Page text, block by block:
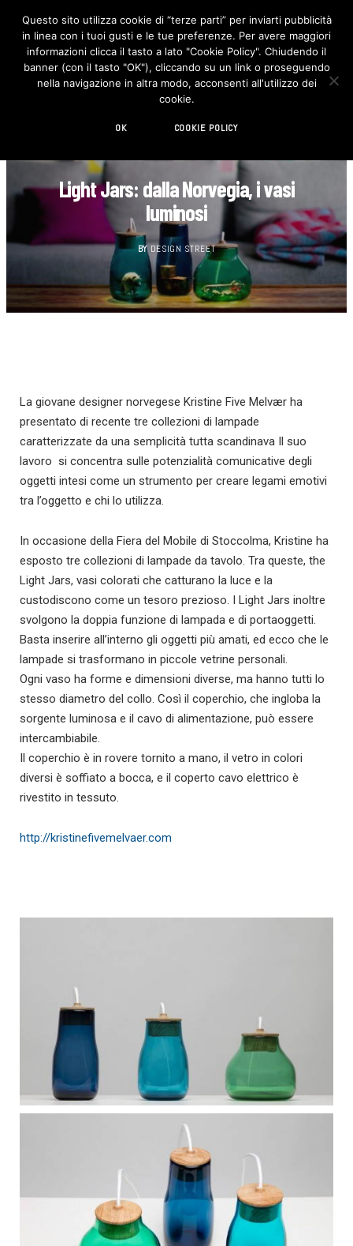
F
c
e
b
o
I
n
s
t
Light Jars: dalla Norvegia, i vasi
luminosi
BY DESIGN STREET
La giovane designer norvegese Kristine Five Melvær ha
presentato di recente tre collezioni di lampade
caratterizzate da una semplicità tutta scandinava Il suo
lavoro si concentra sulle potenzialità comunicative degli
oggetti intesi come un strumento per creare legami emotivi
tra l’oggetto e chi lo utilizza.
In occasione della Fiera del Mobile di Stoccolma, Kristine ha
esposto tre collezioni di lampade da tavolo. Tra queste, the
Light Jars, vasi colorati che catturano la luce e la
custodiscono come un tesoro prezioso. I Light Jars inoltre
svolgono la doppia funzione di lampada e di portaoggetti.
Basta inserire all’interno gli oggetti più amati, ed ecco che le
lampade si trasformano in piccole vetrine personali.
Ogni vaso ha forme e dimensioni diverse, ma hanno tutti lo
stesso diametro del collo. Così il coperchio, che ingloba la
sorgente luminosa e il cavo di alimentazione, può essere
intercambiabile.
Il coperchio è in rovere tornito a mano, il vetro in colori
diversi è soffiato a bocca, e il coperto cavo elettrico è
rivestito in tessuto.
http://kristinefivemelvaer.com
Questo sito utilizza cookie di “terze parti” per inviarti pubblicità
in linea con i tuoi gusti e le tue preferenze. Per avere maggiori
informazioni clicca il tasto a lato "Cookie Policy". Chiudendo il
banner (con il tasto "OK"), cliccando su un link o proseguendo
nella navigazione in altra modo, acconsenti all'utilizzo dei
cookie.
OK COOKIE POLICY